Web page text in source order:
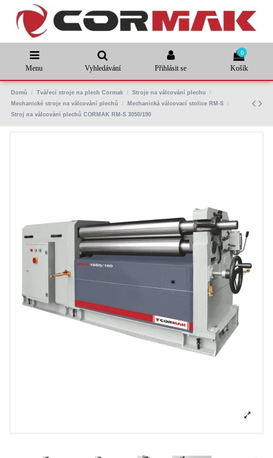
Menu Vyhledávání Přihlásit se
0
Košík
Domů Tvářecí stroje na plech Cormak
Stroje na válcování plechu
Mechanické stroje na válcování plechů
Mechanická válcovací stolice RM-S
Stroj na válcování plechů CORMAK RM-S 3050/190